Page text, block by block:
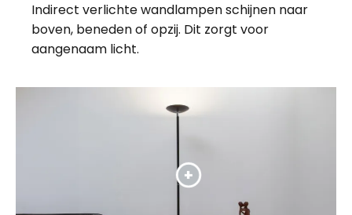
Indirect verlichte wandlampen schijnen naar
boven, beneden of opzij. Dit zorgt voor
aangenaam licht.